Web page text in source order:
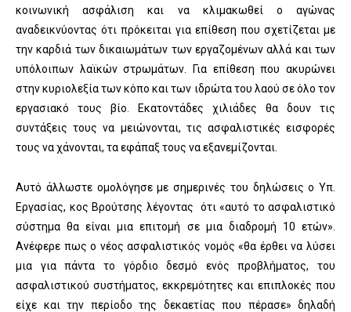
κοινωνική ασφάλιση και να κλιμακωθεί ο αγώνας
αναδεικνύοντας ότι πρόκειται για επίθεση που σχετίζεται με
την καρδιά των δικαιωμάτων των εργαζομένων αλλά και των
υπόλοιπων λαϊκών στρωμάτων. Για επίθεση που ακυρώνει
στην κυριολεξία των κόπο και των ιδρώτα του λαού σε όλο τον
εργασιακό τους βίο. Εκατοντάδες χιλιάδες θα δουν τις
συντάξεις τους να μειώνονται, τις ασφαλιστικές εισφορές
τους να χάνονται, τα εφάπαξ τους να εξανεμίζονται.
Αυτό άλλωστε ομολόγησε με σημερινές του δηλώσεις ο Υπ.
Εργασίας, κος Βρούτσης λέγοντας ότι «αυτό το ασφαλιστικό
σύστημα θα είναι μια επιτομή σε μια διαδρομή 10 ετών».
Ανέφερε πως ο νέος ασφαλιστικός νομός «θα έρθει να λύσει
μια για πάντα το γόρδιο δεσμό ενός προβλήματος, του
ασφαλιστικού συστήματος, εκκρεμότητες και επιπλοκές που
είχε και την περίοδο της δεκαετίας που πέρασε» δηλαδή